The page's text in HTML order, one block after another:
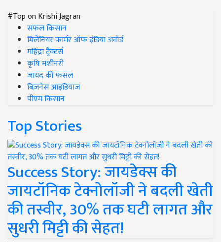
#Top on Krishi Jagran
सफल किसान
मिलेनियर फार्मर ऑफ इंडिया अवॉर्ड
महिंद्रा ट्रैक्टर्स
कृषि मशीनरी
जायद की फसल
बिज़नेस आइडियाज
पीएम किसान
Top Stories
Success Story: जायडेक्स की
जायटॉनिक टेक्नोलॉजी ने बदली खेती
की तस्वीर, 30% तक घटी लागत और
सुधरी मिट्टी की सेहत!